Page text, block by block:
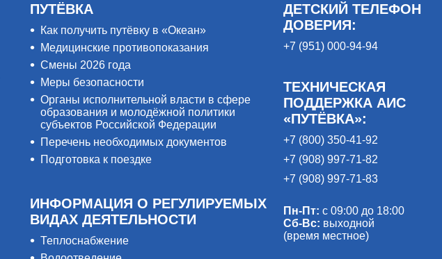
ПУТЁВКА
Как получить путёвку в «Океан»
Медицинские противопоказания
Смены 2026 года
Меры безопасности
Органы исполнительной власти в сфере
образования и молодёжной политики
субъектов Российской Федерации
Перечень необходимых документов
Подготовка к поездке
ИНФОРМАЦИЯ О РЕГУЛИРУЕМЫХ
ВИДАХ ДЕЯТЕЛЬНОСТИ
Теплоснабжение
ДЕТСКИЙ ТЕЛЕФОН
ДОВЕРИЯ:
+7 (951) 000-94-94
ТЕХНИЧЕСКАЯ
ПОДДЕРЖКА АИС
«ПУТЁВКА»:
+7 (800) 350-41-92
+7 (908) 997-71-82
+7 (908) 997-71-83
Пн-Пт: с 09:00 до 18:00
Сб-Вс: выходной
(время местное)